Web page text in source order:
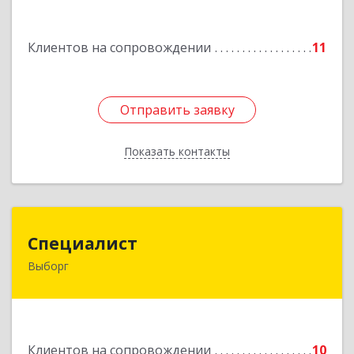
Клиентов на сопровождении 11
Отправить заявку
Показать контакты
Отправить заявку
Назад
Специалист
Выборг
Клиентов на сопровождении 10
188800, Ленинградская обл, Выборгский р-н,